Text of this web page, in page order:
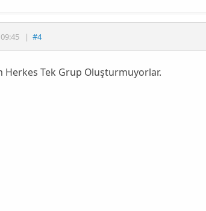
09:45 | #4
Herkes Tek Grup Oluşturmuyorlar.